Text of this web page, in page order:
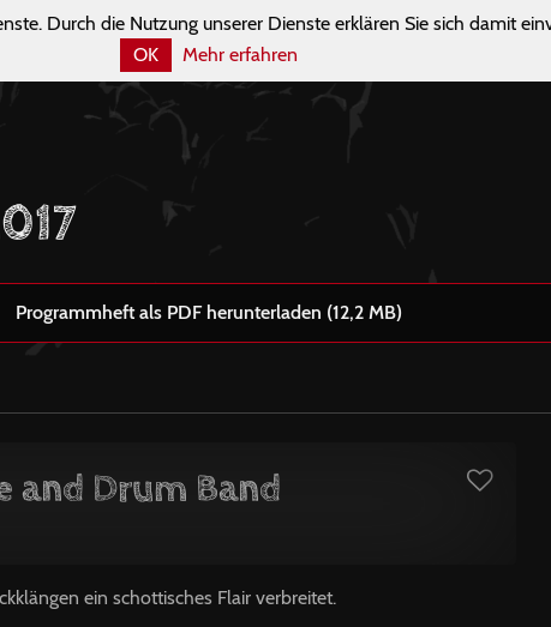
Durch die Nutzung unserer Dienste erklären Sie sich damit
OK
Mehr erfahren
Programmheft als PDF herunterladen (12,2 MB)
and Drum Band
ein schottisches Flair verbreitet.